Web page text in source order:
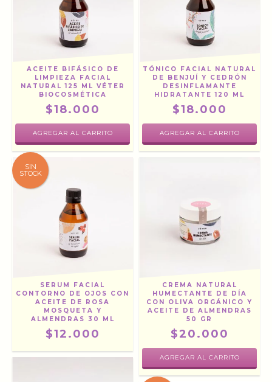
ACEITE BIFÁSICO DE
LIMPIEZA FACIAL
NATURAL 125 ML VÉTER
BIOCOSMÉTICA
$18.000
TÓNICO FACIAL NATURAL
DE BENJUÍ Y CEDRÓN
DESINFLAMANTE
HIDRATANTE 120 ML
$18.000
SIN
STOCK
SERUM FACIAL
CONTORNO DE OJOS CON
ACEITE DE ROSA
MOSQUETA Y
ALMENDRAS 30 ML
$12.000
CREMA NATURAL
HUMECTANTE DE DÍA
CON OLIVA ORGÁNICO Y
ACEITE DE ALMENDRAS
50 GR
$20.000